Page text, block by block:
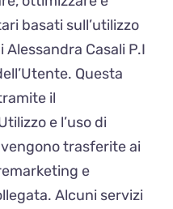
basati sull’utilizzo
Alessandra Casali P.I
Questa
il
e l’uso di
trasferite ai
e
Alcuni servizi